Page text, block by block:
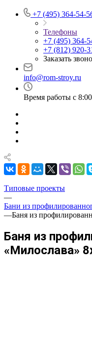
+7 (495) 364-54-
Телефоны
+7 (495) 364-
+7 (812) 920-
Заказать
info@rom-stroy.ru
Время работы с
Типовые проекты
—
Бани из
—Баня из
Баня из
«Милослава»